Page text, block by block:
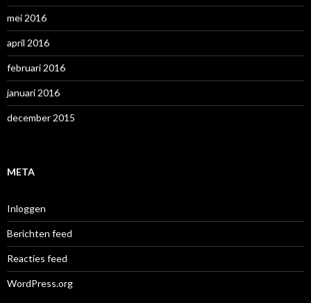
mei 2016
april 2016
februari 2016
januari 2016
december 2015
META
Inloggen
Berichten feed
Reacties feed
WordPress.org